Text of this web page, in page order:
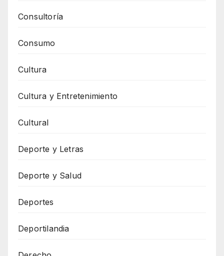
Consultoría
Consumo
Cultura
Cultura y Entretenimiento
Cultural
Deporte y Letras
Deporte y Salud
Deportes
Deportilandia